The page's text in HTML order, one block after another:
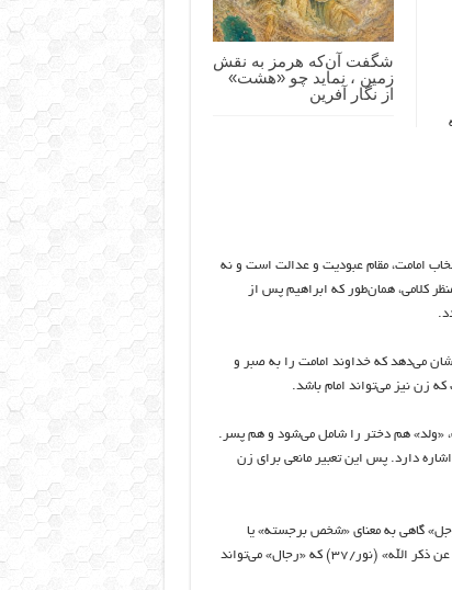
شگفت آن‌که هرمز به نقش
زمین ، نماید چو «هشت»
از نگار آفرین
امامت، مقام عبودیت و عدالت است و نه
کلامی، همان‌طور که ابراهیم پس از
نشان می‌دهد که خداوند امامت را به صبر و
زن نیز می‌تواند امام باشد.
«ولد» هم دختر را شامل می‌شود و هم پسر.
هم به دختران و هم پسران اشاره دارد. پس این تعبیر مانعی برای زن
گاهی به معنای «شخص برجسته» یا
«صاحب مقام» است، نه الزاماً جنس مذکر. مثلاً در قرآن «رجالٌ لا تُلهیهم تجارة ولا بیع عن ذکر الله» (نور/۳۷) که «رجال» می‌تواند